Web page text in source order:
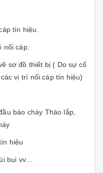
tín hiệu.
nối cáp.
sơ đồ thiết bị ( Do sự cố
vị trí nối cáp tín hiệu)
báo cháy Tháo lắp,
hiệu
bụi vv…